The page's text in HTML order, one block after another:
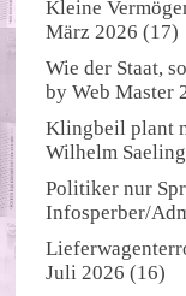
Kleine
März 2026 (17)
Wie der Staat,
byWeb Master
Klingbeil plant
Wilhelm
Politiker nur
Infosperber/
Juli 2026 (16)